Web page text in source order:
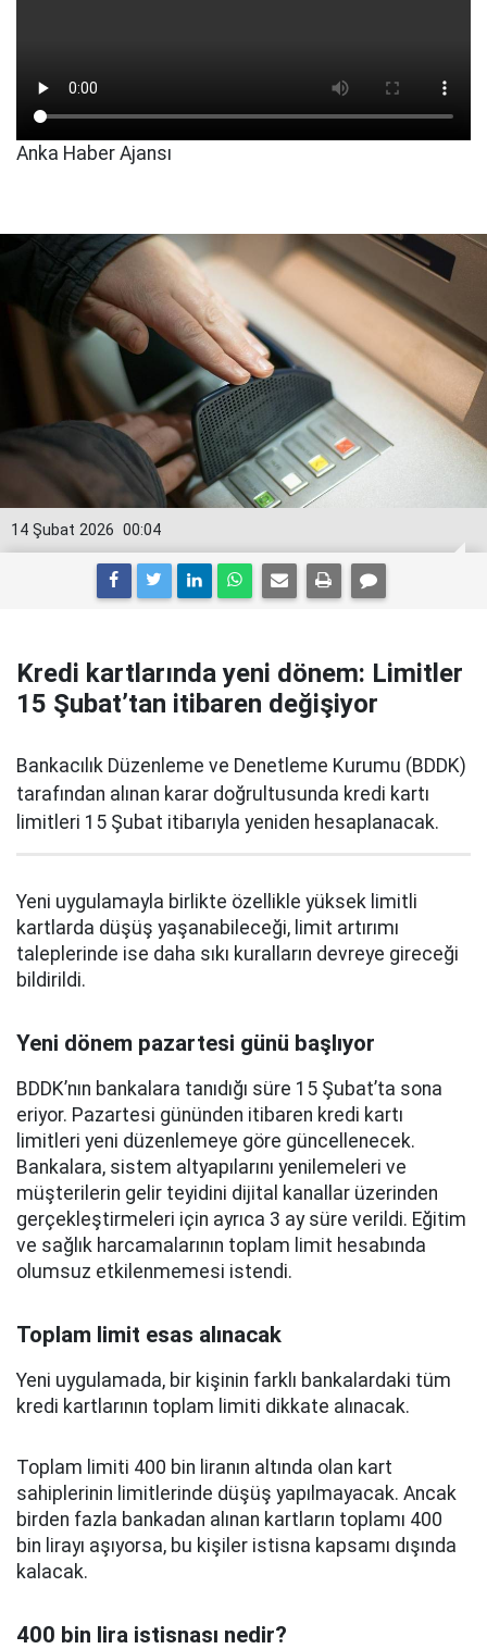
Anka Haber Ajansı
00:04
14 Şubat 2026
Kredi kartlarında yeni dönem: Limitler
15 Şubat’tan itibaren değişiyor
Bankacılık Düzenleme ve Denetleme Kurumu (BDDK)
tarafından alınan karar doğrultusunda kredi kartı
limitleri 15 Şubat itibarıyla yeniden hesaplanacak.
Yeni uygulamayla birlikte özellikle yüksek limitli
kartlarda düşüş yaşanabileceği, limit artırımı
taleplerinde ise daha sıkı kuralların devreye gireceği
bildirildi.
Yeni dönem pazartesi günü başlıyor
BDDK’nın bankalara tanıdığı süre 15 Şubat’ta sona
eriyor. Pazartesi gününden itibaren kredi kartı
limitleri yeni düzenlemeye göre güncellenecek.
Bankalara, sistem altyapılarını yenilemeleri ve
müşterilerin gelir teyidini dijital kanallar üzerinden
gerçekleştirmeleri için ayrıca 3 ay süre verildi. Eğitim
ve sağlık harcamalarının toplam limit hesabında
olumsuz etkilenmemesi istendi.
Toplam limit esas alınacak
Yeni uygulamada, bir kişinin farklı bankalardaki tüm
kredi kartlarının toplam limiti dikkate alınacak.
Toplam limiti 400 bin liranın altında olan kart
sahiplerinin limitlerinde düşüş yapılmayacak. Ancak
birden fazla bankadan alınan kartların toplamı 400
bin lirayı aşıyorsa, bu kişiler istisna kapsamı dışında
kalacak.
400 bin lira istisnası nedir?